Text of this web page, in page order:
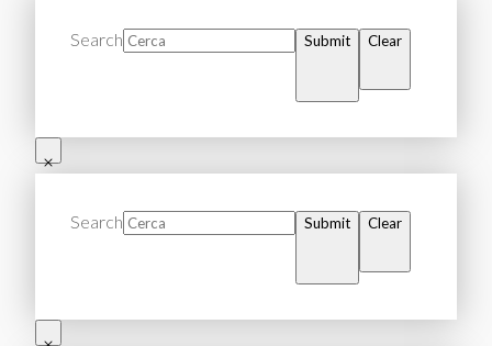
Search Submit Clear
Search Submit Clear